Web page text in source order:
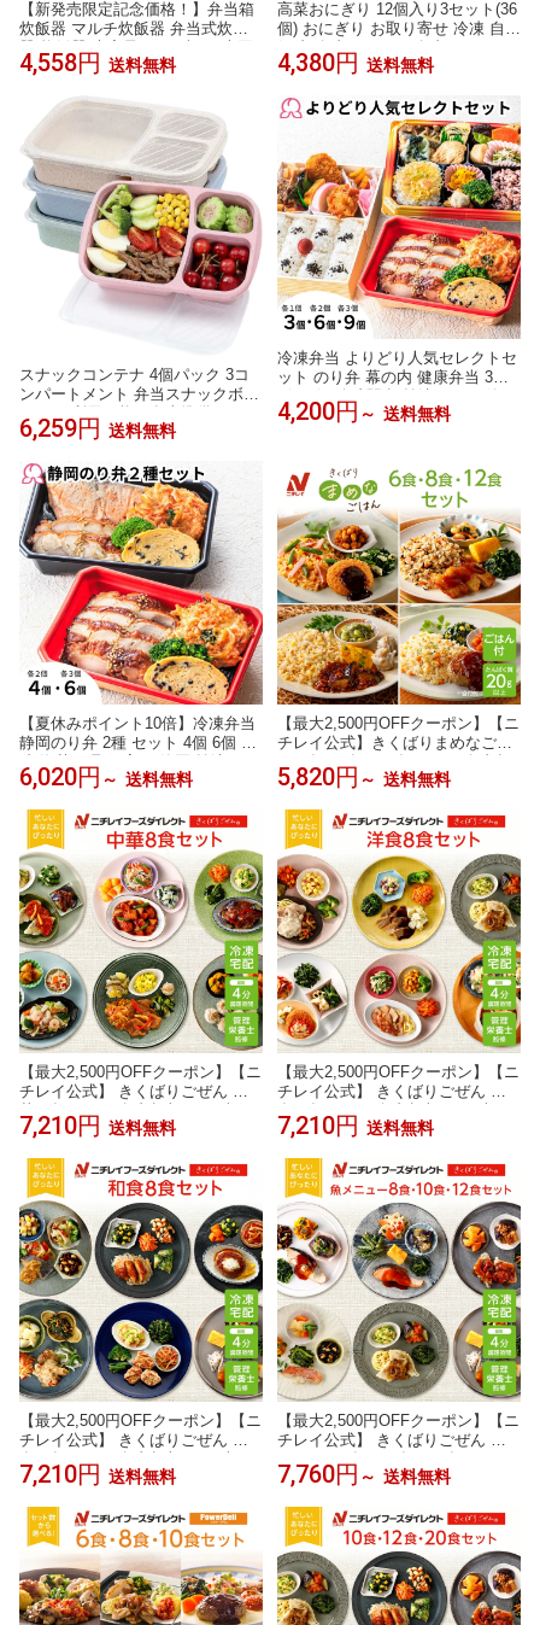
【新発売限定記念価格！】弁当箱
炊飯器 マルチ炊飯器 弁当式炊飯
器 炊飯器 大容量 おかずとお米同
時料理 蒸し料理 炊き 温め2段式炊
付き レンジ対応 ランチボックス
単身赴任 新生活 一人暮らし 通勤
2段式炊飯器 超高速弁当箱炊飯器
4,558円 送料無料
高菜おにぎり 12個入り3セット(36
個) おにぎり お取り寄せ 冷凍 自然
解凍 冷凍おむすび 冷凍おにぎり
おむすび 運動会 美味しい 冷凍弁
食品 軽食 小さい 小腹 ひとくち 子
供 夜食 手づくり 部活 ハイキング
弁当 朝 ごはん 楽ちん 送料無料
4,380円 送料無料
スナックコンテナ 4個パック 3コ
ンパートメント 弁当スナックボッ
クス 再利用可能な食事準備ランチ
コンテナ 子供/大人向け 分割食品
6,259円 送料無料
冷凍弁当 よりどり人気セレクトセ
ット のり弁 幕の内 健康弁当 3個
6個 9個 冷凍駅弁 焼津 かつお節
桜えび かき揚げ 和風 お取り寄せ
4,200円 ～ 送料無料
【夏休みポイント10倍】冷凍弁当
静岡のり弁 2種 セット 4個 6個 冷
凍 海苔 お取り寄せ 静岡 焼津 かつ
お節 沼津 高級のり弁 桜えび かき
魚 鮭 西京焼き ご飯付き 時短調理
送料無料 駅弁屋
6,020円 ～ 送料無料
【最大2,500円OFFクーポン】【ニ
チレイ公式】きくばりまめなごは
ん 6食・8食・12食セット 冷凍弁
当 ご飯付き たんぱく質 20g以上
食品 冷凍惣菜 宅配弁当 一人暮ら
し おいしい リモートワーク ラン
チ 塩分 2.5g以下 カロリー 500kca
l以下
5,820円 ～ 送料無料
【最大2,500円OFFクーポン】【ニ
チレイ公式】 きくばりごぜん 中
華 8食セット 冷凍弁当 おかず セ
ット 冷凍 お弁当 冷凍食品 おかず
凍惣菜 宅配弁当 ニチレイフーズ
自宅療養 おいしい 美味しい リモ
ートワーク 在宅勤務 ご飯 介護食
7,210円 送料無料
【最大2,500円OFFクーポン】【ニ
チレイ公式】 きくばりごぜん 洋
食 8食セット 冷凍弁当 おかず セ
ット 冷凍 お弁当 冷凍食品 おかず
凍惣菜 宅配弁当 ニチレイフーズ
自宅療養 おいしい 美味しい リモ
ートワーク 在宅勤務 ご飯 介護食
7,210円 送料無料
【最大2,500円OFFクーポン】【ニ
チレイ公式】 きくばりごぜん 和
ット 冷凍 お弁当 冷凍食品 おかず
凍惣菜 宅配弁当 ニチレイフーズ
自宅療養 おいしい 美味しい リモ
ートワーク 在宅勤務 ご飯 介護食
7,210円 送料無料
【最大2,500円OFFクーポン】【ニ
チレイ公式】 きくばりごぜん 魚
冷凍弁当 おかず セット 冷凍 お弁
人暮らし お惣菜 冷凍惣菜 宅配弁
当 ニチレイフーズ 自宅療養 おい
しい 美味しい リモートワーク 在
宅勤務
7,760円 ～ 送料無料